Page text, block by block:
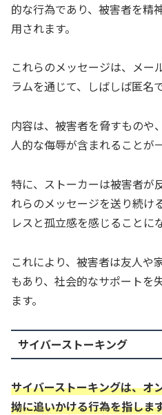
的な行為であり、被害者を精
用されます。
これらのメッセージは、メー
ラムを通じて、しばしば匿名
内容は、被害者を脅すものや
人的な侮辱が含まれることが
特に、ストーカーは被害者が
れらのメッセージを送り続け
レスと孤立感を感じることに
これにより、被害者は友人や
もあり、社会的なサポートを
ます。
サイバーストーキング
サイバーストーキングは、オ
拗に追いかける行為を指しま